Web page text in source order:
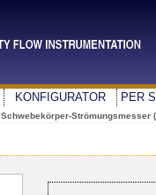
KONFIGURATOR PER
Schwebekörper-Strömungsmesser